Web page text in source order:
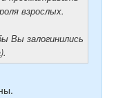
взрослых.
Вы залогинились